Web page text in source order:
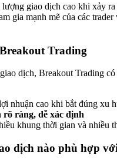
giao dịch cao khi xảy
gia mạnh mẽ của các
Trading
dịch, Breakout Trading
nhuận cao khi bắt đúng xu
rõ ràng, dễ xác định
khung thời gian và nhiều
dịch nào phù hợp